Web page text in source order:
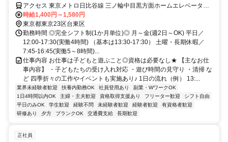
アクセス 東京メトロ日比谷線 三ノ輪中目黒方面ホームエレベータ口
徒歩約1分、都電荒川線 三ノ輪橋徒歩約6分、都電荒川線 荒川一中前
徒歩約12分
時給1,400円～1,580円
東京都東京23区台東区
勤務時間 ◎完全シフト制(1か月単位)◎ 月～金(週2日～OK) 平日／
12:00-17:30(実働4時間) （基本は13:30-17:30） 土曜・長期休暇／
7:45-16:45(実働5～8時間)...
仕事内容 お仕事は子どもと遊ぶこと◎資格は必要なし★ 【主なお仕
事内容】 ・子どもたちの受け入れ対応 ・遊び時間の見守り ・清掃 な
ど 四季折々の工作やイベントも実施あり♪ 1日の流れ（例） 13:...
業界未経験者歓迎 扶養内勤務OK 社員登用あり
副業・WワークOK
1日4時間以内OK
主婦・主夫歓迎 資格取得支援あり フリーター歓迎
シフト自由
平日のみOK
学生歓迎 経験不問 未経験者歓迎 経験者歓迎
有資格者歓迎
研修あり
夕方 ブランクOK 交通費支給 長期歓迎
正社員